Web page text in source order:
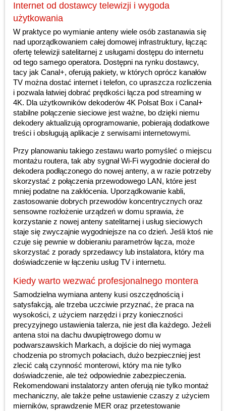
Internet od dostawcy telewizji i wygoda
użytkowania
W praktyce po wymianie anteny wiele osób zastanawia się
nad uporządkowaniem całej domowej infrastruktury, łącząc
ofertę telewizji satelitarnej z usługami dostępu do internetu
od tego samego operatora. Dostępni na rynku dostawcy,
tacy jak Canal+, oferują pakiety, w których oprócz kanałów
TV można dostać internet i telefon, co upraszcza rozliczenia
i pozwala łatwiej dobrać prędkości łącza pod streaming w
4K. Dla użytkowników dekoderów 4K Polsat Box i Canal+
stabilne połączenie sieciowe jest ważne, bo dzięki niemu
dekodery aktualizują oprogramowanie, pobierają dodatkowe
treści i obsługują aplikacje z serwisami internetowymi.
Przy planowaniu takiego zestawu warto pomyśleć o miejscu
montażu routera, tak aby sygnał Wi-Fi wygodnie docierał do
dekodera podłączonego do nowej anteny, a w razie potrzeby
skorzystać z połączenia przewodowego LAN, które jest
mniej podatne na zakłócenia. Uporządkowanie kabli,
zastosowanie dobrych przewodów koncentrycznych oraz
sensowne rozłożenie urządzeń w domu sprawia, że
korzystanie z nowej anteny satelitarnej i usług sieciowych
staje się zwyczajnie wygodniejsze na co dzień. Jeśli ktoś nie
czuje się pewnie w dobieraniu parametrów łącza, może
skorzystać z porady sprzedawcy lub instalatora, który ma
doświadczenie w łączeniu usług TV i internetu.
Kiedy warto wezwać profesjonalnego montera
Samodzielna wymiana anteny kusi oszczędnością i
satysfakcją, ale trzeba uczciwie przyznać, że praca na
wysokości, z użyciem narzędzi i przy konieczności
precyzyjnego ustawienia talerza, nie jest dla każdego. Jeżeli
antena stoi na dachu dwupiętrowego domu w
podwarszawskich Markach, a dojście do niej wymaga
chodzenia po stromych połaciach, dużo bezpieczniej jest
zlecić całą czynność monterowi, który ma nie tylko
doświadczenie, ale też odpowiednie zabezpieczenia.
Rekomendowani instalatorzy anten oferują nie tylko montaż
mechaniczny, ale także pełne ustawienie czaszy z użyciem
mierników, sprawdzenie MER oraz przetestowanie